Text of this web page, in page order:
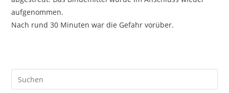
aufgenommen.
Nach rund 30 Minuten war die Gefahr vorüber.